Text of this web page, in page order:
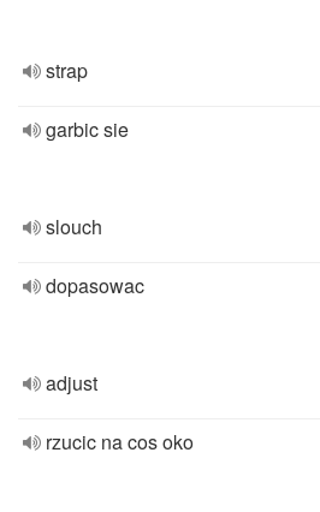
strap
garbic sie
slouch
dopasowac
adjust
rzucic na cos oko